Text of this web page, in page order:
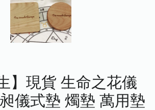
】現貨 生命之花儀
儀式墊 燭墊 萬用墊